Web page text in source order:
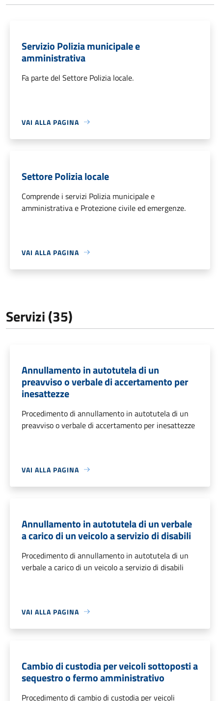
Servizio Polizia municipale e
amministrativa
Fa parte del Settore Polizia locale.
VAI ALLA PAGINA
Settore Polizia locale
Comprende i servizi Polizia municipale e
amministrativa e Protezione civile ed emergenze.
VAI ALLA PAGINA
Servizi (35)
Annullamento in autotutela di un
preavviso o verbale di accertamento per
inesattezze
Procedimento di annullamento in autotutela di un
preavviso o verbale di accertamento per inesattezze
VAI ALLA PAGINA
Annullamento in autotutela di un verbale
a carico di un veicolo a servizio di disabili
Procedimento di annullamento in autotutela di un
verbale a carico di un veicolo a servizio di disabili
VAI ALLA PAGINA
Cambio di custodia per veicoli sottoposti a
sequestro o fermo amministrativo
Procedimento di cambio di custodia per veicoli